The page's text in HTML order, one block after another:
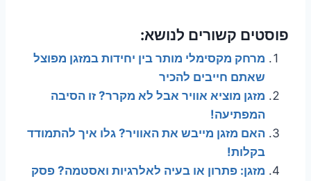
פוסטים קשורים לנושא:
מרחק מקסימלי מותר בין יחידות במזגן מפוצל
שאתם חייבים להכיר
מזגן מוציא אוויר אבל לא מקרר? זו הסיבה
המפתיעה!
האם מזגן מייבש את האוויר? גלו איך להתמודד
בקלות!
מזגן: פתרון או בעיה לאלרגיות ואסטמה? פסק